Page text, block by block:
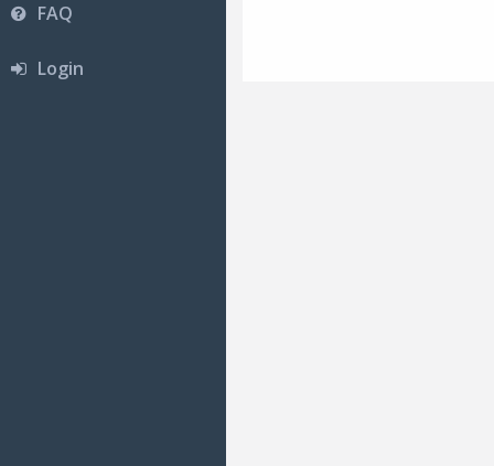
FAQ
Login